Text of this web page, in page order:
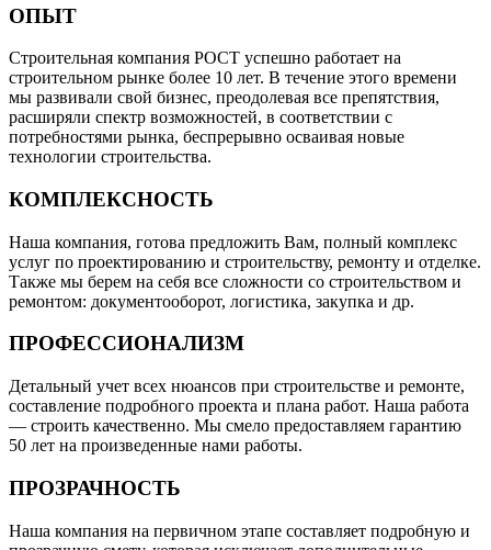
ОПЫТ
Строительная компания РОСТ успешно работает на
строительном рынке более 10 лет. В течение этого времени
мы развивали свой бизнес, преодолевая все препятствия,
расширяли спектр возможностей, в соответствии с
потребностями рынка, беспрерывно осваивая новые
технологии строительства.
КОМПЛЕКСНОСТЬ
Наша компания, готова предложить Вам, полный комплекс
услуг по проектированию и строительству, ремонту и отделке.
Также мы берем на себя все сложности со строительством и
ремонтом: документооборот, логистика, закупка и др.
ПРОФЕССИОНАЛИЗМ
Детальный учет всех нюансов при строительстве и ремонте,
составление подробного проекта и плана работ. Наша работа
— строить качественно. Мы смело предоставляем гарантию
50 лет на произведенные нами работы.
ПРОЗРАЧНОСТЬ
Наша компания на первичном этапе составляет подробную и